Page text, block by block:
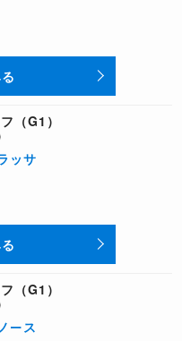
（G1）
ッサ
（G1）
ース